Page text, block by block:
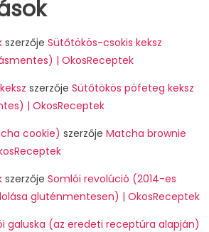
szerzője Sütőtökös-csokis keksz
| OkosReceptek
szerzője Sütőtökös pöfeteg keksz
| OkosReceptek
cookie) szerzője Matcha brownie
szerzője Somlói revolúció (2014-es
gluténmentesen) | OkosReceptek
galuska (az eredeti receptúra alapján)